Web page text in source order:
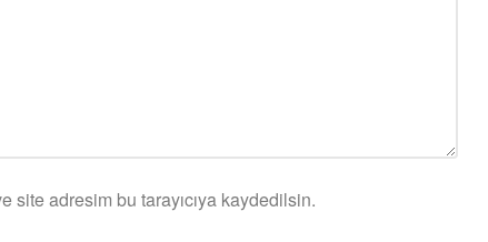
site adresim bu tarayıcıya kaydedilsin.